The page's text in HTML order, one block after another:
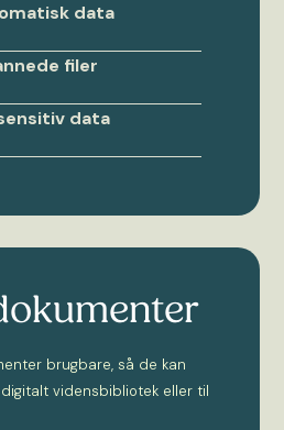
data
filer
data
brugbare, så de kan
vidensbibliotek eller til